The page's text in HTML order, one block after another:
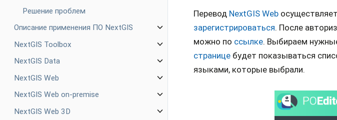
Решение проблем
Описание применения ПО NextGIS
NextGIS Toolbox
NextGIS Data
NextGIS Web
NextGIS Web on-premise
NextGIS Web 3D
Перевод NextGIS Web
зарегистрироваться. После
можно по ссылке. Выбираем
странице будет показываться
языками, которые выбрали.